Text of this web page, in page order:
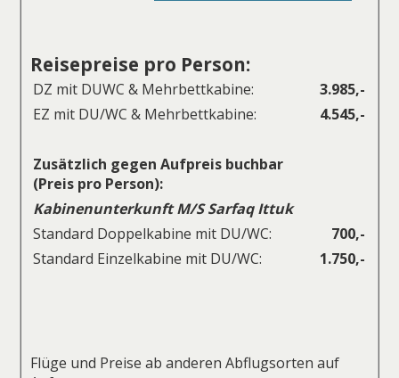
Reisepreise pro Person:
DZ mit DUWC & Mehrbettkabine:
3.985,-
EZ mit DU/WC & Mehrbettkabine:
4.545,-
Zusätzlich gegen Aufpreis buchbar
(Preis pro Person):
Kabinenunterkunft M/S Sarfaq Ittuk
Standard Doppelkabine mit DU/WC:
700,-
Standard Einzelkabine mit DU/WC:
1.750,-
Flüge und Preise ab anderen Abflugsorten auf